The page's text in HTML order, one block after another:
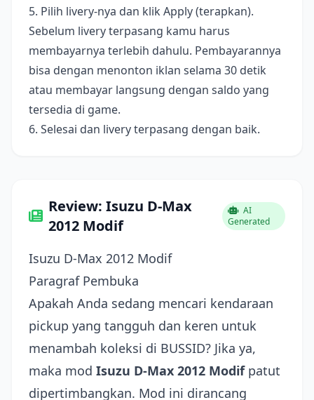
5. Pilih livery-nya dan klik Apply (terapkan).
Sebelum livery terpasang kamu harus
membayarnya terlebih dahulu. Pembayarannya
bisa dengan menonton iklan selama 30 detik
atau membayar langsung dengan saldo yang
tersedia di game.
6. Selesai dan livery terpasang dengan baik.
Review: Isuzu D-Max
2012 Modif
AI
Generated
Isuzu D-Max 2012 Modif
Paragraf Pembuka
Apakah Anda sedang mencari kendaraan
pickup yang tangguh dan keren untuk
menambah koleksi di BUSSID? Jika ya,
maka mod Isuzu D-Max 2012 Modifpatut
dipertimbangkan. Mod ini dirancang